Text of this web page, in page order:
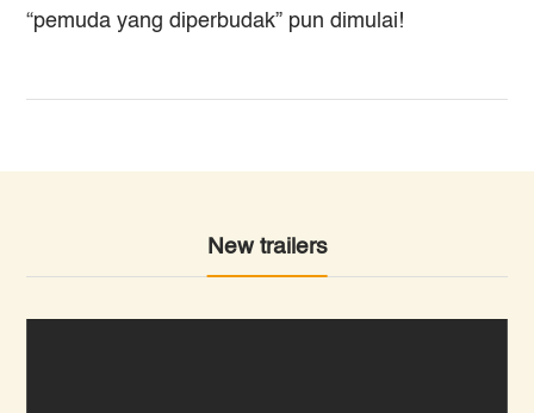
“pemuda yang diperbudak” pun dimulai!
New trailers